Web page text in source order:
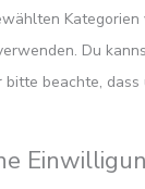
Du
beachte,